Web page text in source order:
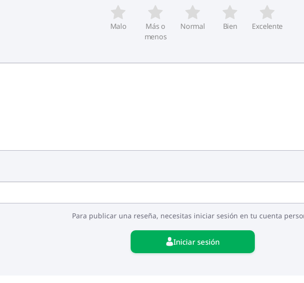
Malo
Más o
menos
Normal Bien Excelente
Para publicar una reseña, necesitas iniciar sesión en tu cuenta
Iniciar sesión